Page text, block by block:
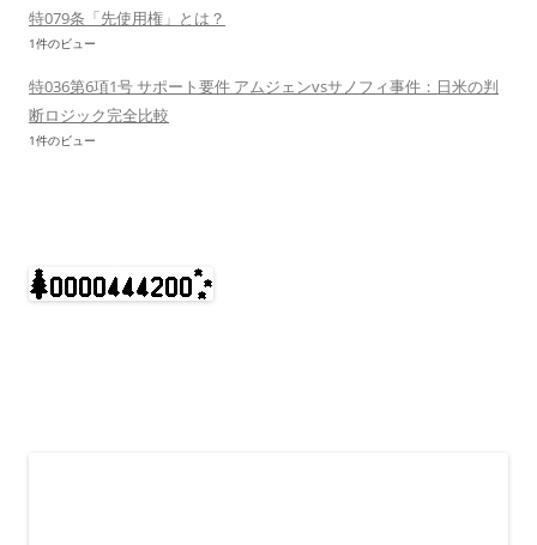
特079条「先使用権」とは？
1件のビュー
特036第6項1号 サポート要件 アムジェンvsサノフィ事件：日米の判
断ロジック完全比較
1件のビュー